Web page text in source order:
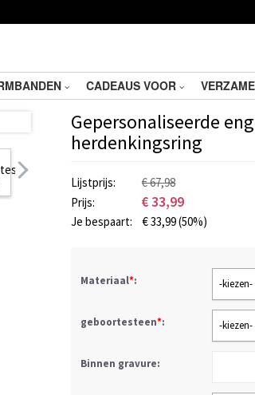
CADEAUS VOOR
Gepersonaliseerde
herdenkingsring
Lijstprijs:
€ 67,98
Prijs:
€33,99
Je bespaart: €33,99(50%)
Materiaal*: -kiezen-
geboortesteen*: -kiezen-
Binnen gravure: